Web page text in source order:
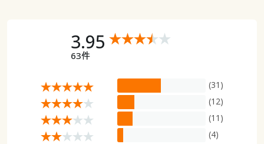
サポート
ご利用ガイド
ご利用ガイド
よくある質問とお問い合わせ
3.95
63件
(31)
(12)
(11)
(4)